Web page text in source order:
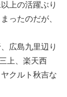
上の活躍ぶり
ったのだが、
広島九里辺り
上、楽天西
クルト秋吉な